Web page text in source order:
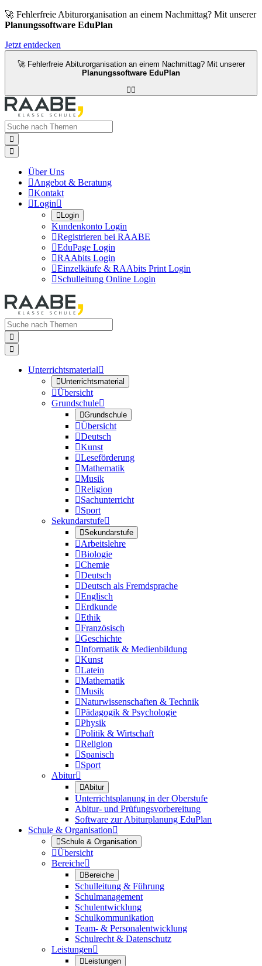
🚀 Fehlerfreie Abiturorganisation an einem Nachmittag? Mit unserer
Planungssoftware EduPlan
Jetzt entdecken
🚀 Fehlerfreie Abiturorganisation an einem Nachmittag? Mit unserer
Planungssoftware EduPlan



Über Uns
Angebot & Beratung
Kontakt
Login
Login
Kundenkonto Login
Registrieren bei RAABE
EduPage Login
RAAbits Login
Einzelkäufe & RAAbits Print Login
Schulleitung Online Login


Unterrichtsmaterial
Unterrichtsmaterial
Übersicht
Grundschule
Grundschule
Übersicht
Deutsch
Kunst
Leseförderung
Mathematik
Musik
Religion
Sachunterricht
Sport
Sekundarstufe
Sekundarstufe
Arbeitslehre
Biologie
Chemie
Deutsch
Deutsch als Fremdsprache
Englisch
Erdkunde
Ethik
Französisch
Geschichte
Informatik & Medienbildung
Kunst
Latein
Mathematik
Musik
Naturwissenschaften & Technik
Pädagogik & Psychologie
Physik
Politik & Wirtschaft
Religion
Spanisch
Sport
Abitur
Abitur
Unterrichtsplanung in der Oberstufe
Abitur- und Prüfungsvorbereitung
Software zur Abiturplanung EduPlan
Schule & Organisation
Schule & Organisation
Übersicht
Bereiche
Bereiche
Schulleitung & Führung
Schulmanagement
Schulentwicklung
Schulkommunikation
Team- & Personalentwicklung
Schulrecht & Datenschutz
Leistungen
Leistungen